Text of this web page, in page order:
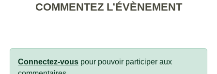
COMMENTEZ L’ÉVÈNEMENT
Connectez-vous pour pouvoir participer aux